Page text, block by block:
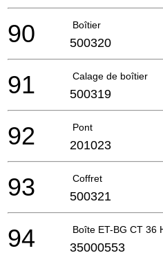
Boîtier
90 500320
Calage de boîtier
91 500319
Pont
92 201023
Coffret
93 500321
Boîte ET-BG CT 36
94 35000553